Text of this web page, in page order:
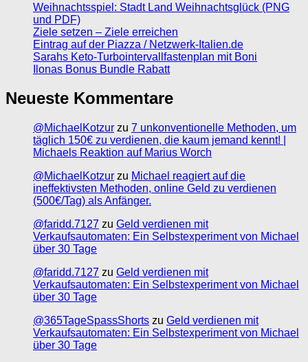
Weihnachtsspiel: Stadt Land Weihnachtsglück (PNG
und PDF)
Ziele setzen – Ziele erreichen
Eintrag auf der Piazza / Netzwerk-Italien.de
Sarahs Keto-Turbointervallfastenplan mit Boni
Ilonas Bonus Bundle Rabatt
Neueste Kommentare
@MichaelKotzur zu 7 unkonventionelle Methoden, um
täglich 150€ zu verdienen, die kaum jemand kennt! |
Michaels Reaktion auf Marius Worch
@MichaelKotzur zu Michael reagiert auf die
ineffektivsten Methoden, online Geld zu verdienen
(500€/Tag) als Anfänger.
@faridd.7127 zu Geld verdienen mit
Verkaufsautomaten: Ein Selbstexperiment von Michael
über 30 Tage
@faridd.7127 zu Geld verdienen mit
Verkaufsautomaten: Ein Selbstexperiment von Michael
über 30 Tage
@365TageSpassShorts zu Geld verdienen mit
Verkaufsautomaten: Ein Selbstexperiment von Michael
über 30 Tage